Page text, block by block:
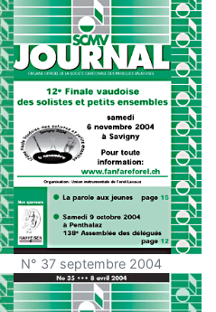
N° 37 septembre 2004